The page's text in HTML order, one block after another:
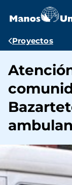
contenido
Ruta
Proyectos